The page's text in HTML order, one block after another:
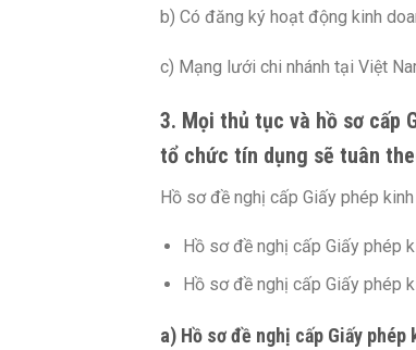
b) Có đăng ký hoạt động kinh
c) Mạng lưới chi nhánh tại Việt
3. Mọi thủ tục và hồ sơ cấp
tổ chức tín dụng sẽ tuân
Hồ sơ đề nghị cấp Giấy phép
Hồ sơ đề nghị cấp Giấy phép
Hồ sơ đề nghị cấp Giấy phép
a) Hồ sơ đề nghị cấp Giấy